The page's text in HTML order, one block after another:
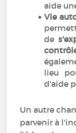
aide
Vie
de
lieu
d'aide
Un autre
parvenir à